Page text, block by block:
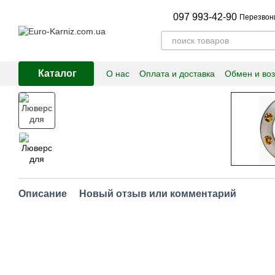
097 993-42-90
Каталог О нас Оплата и доставка Обмен и
Описание Новый отзыв или комментарий